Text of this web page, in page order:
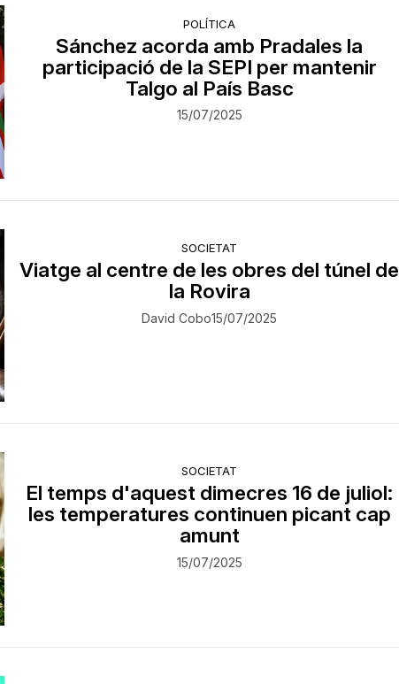
POLÍTICA
Sánchez acorda amb Pradales la
participació de la SEPI per mantenir
Talgo al País Basc
15/07/2025
SOCIETAT
Viatge al centre de les obres del túnel de
la Rovira
David Cobo15/07/2025
SOCIETAT
El temps d'aquest dimecres 16 de juliol:
les temperatures continuen picant cap
amunt
15/07/2025